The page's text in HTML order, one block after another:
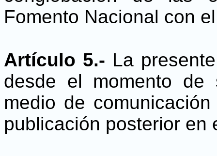
Fomento Nacional con
Artículo 5.- La
desde el momento de
medio de
publicación posterior en